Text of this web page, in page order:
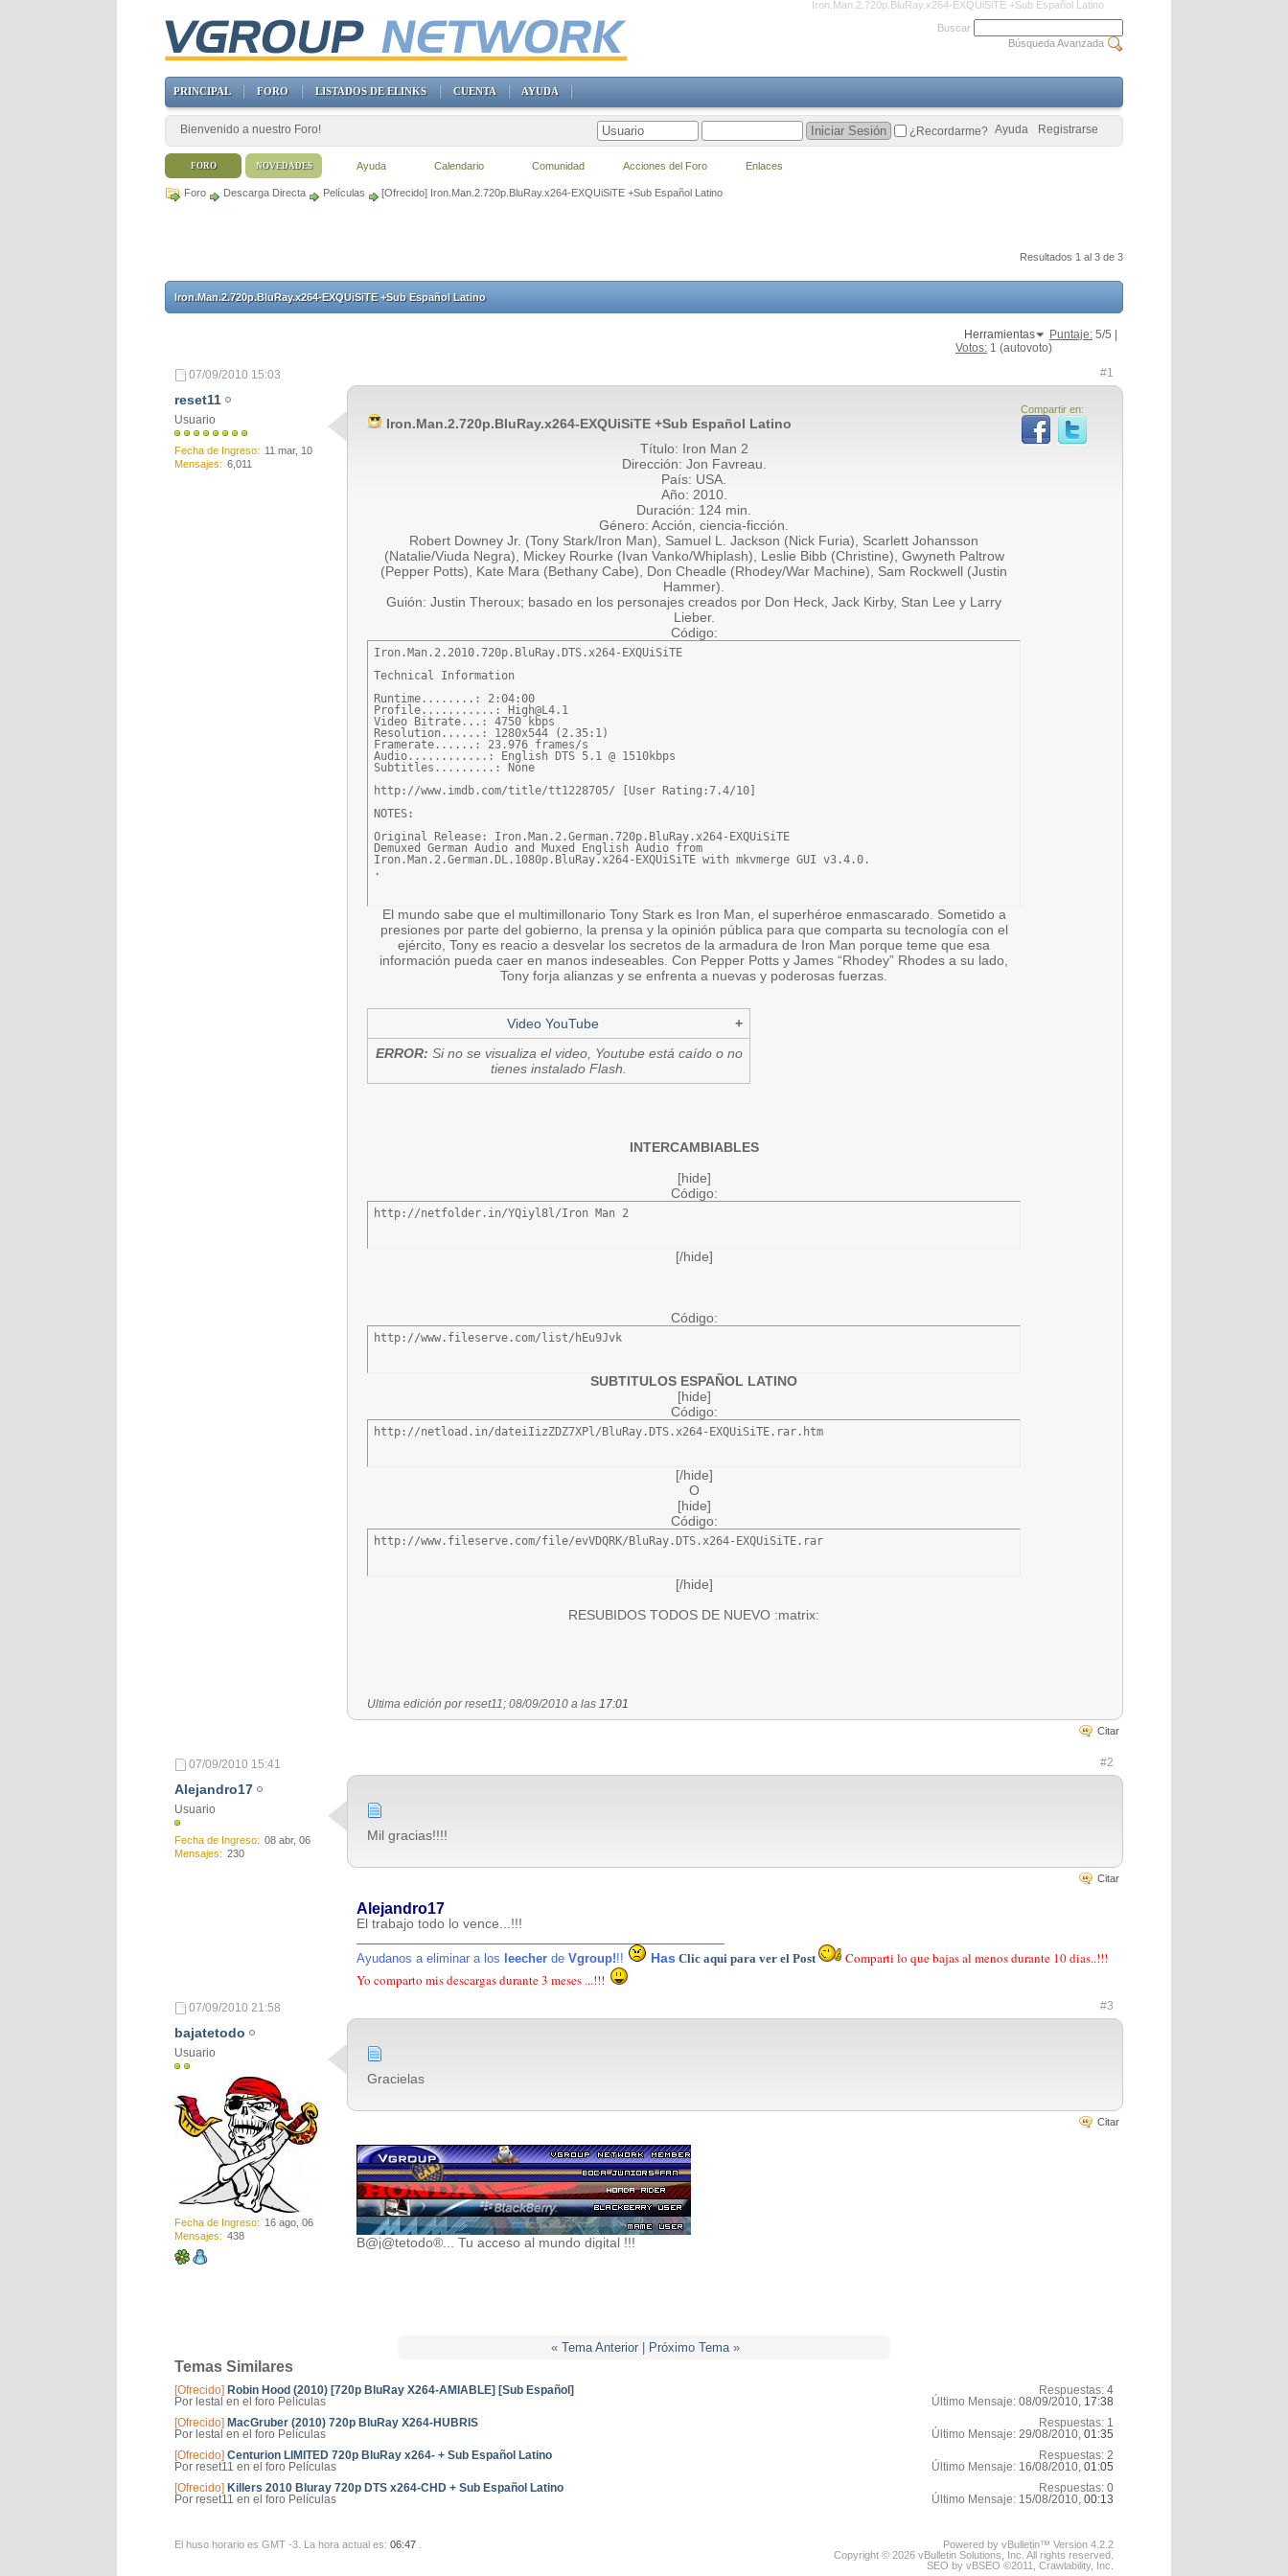
Iron.Man.2.720p.BluRay.x264-EXQUiSiTE +Sub Español Latino
Foro Descarga Directa Películas [Ofrecido] Iron.Man.2.720p.BluRay.x264-EXQUiSiTE +Sub Español Latino
Resultados 1 al 3 de 3
Iron.Man.2.720p.BluRay.x264-EXQUiSiTE +Sub Español Latino
Herramientas Puntaje: 5/5 |
Votos: 1 (autovoto)
07/09/2010 15:03 #1
reset11
Usuario
Fecha de Ingreso
11 mar, 10
Mensajes
6,011
Compartir en:
Iron.Man.2.720p.BluRay.x264-EXQUiSiTE +Sub Español Latino
Título: Iron Man 2
Dirección: Jon Favreau.
País: USA.
Año: 2010.
Duración: 124 min.
Género: Acción, ciencia-ficción.
Robert Downey Jr. (Tony Stark/Iron Man), Samuel L. Jackson (Nick Furia), Scarlett Johansson
(Natalie/Viuda Negra), Mickey Rourke (Ivan Vanko/Whiplash), Leslie Bibb (Christine), Gwyneth Paltrow
(Pepper Potts), Kate Mara (Bethany Cabe), Don Cheadle (Rhodey/War Machine), Sam Rockwell (Justin
Hammer).
Guión: Justin Theroux; basado en los personajes creados por Don Heck, Jack Kirby, Stan Lee y Larry
Lieber.
Código:
Iron.Man.2.2010.720p.BluRay.DTS.x264-EXQUiSiTE
Technical Information
Runtime........: 2:04:00
Profile...........: High@L4.1
Video Bitrate...: 4750 kbps
Resolution......: 1280x544 (2.35:1)
Framerate......: 23.976 frames/s
Audio............: English DTS 5.1 @ 1510kbps
Subtitles.........: None
http://www.imdb.com/title/tt1228705/ [User Rating:7.4/10]
NOTES:
Original Release: Iron.Man.2.German.720p.BluRay.x264-EXQUiSiTE
Demuxed German Audio and Muxed English Audio from
Iron.Man.2.German.DL.1080p.BluRay.x264-EXQUiSiTE with mkvmerge GUI v3.4.0.
.
El mundo sabe que el multimillonario Tony Stark es Iron Man, el superhéroe enmascarado. Sometido a
presiones por parte del gobierno, la prensa y la opinión pública para que comparta su tecnología con el
ejército, Tony es reacio a desvelar los secretos de la armadura de Iron Man porque teme que esa
información pueda caer en manos indeseables. Con Pepper Potts y James “Rhodey” Rhodes a su lado,
Tony forja alianzas y se enfrenta a nuevas y poderosas fuerzas.
+
Video YouTube
ERROR: Si no se visualiza el video, Youtube está caído o no
tienes instalado Flash.
INTERCAMBIABLES
[hide]
Código:
http://netfolder.in/YQiyl8l/Iron Man 2
[/hide]
Código:
http://www.fileserve.com/list/hEu9Jvk
SUBTITULOS ESPAÑOL LATINO
[hide]
Código:
http://netload.in/dateiIizZDZ7XPl/BluRay.DTS.x264-EXQUiSiTE.rar.htm
[/hide]
O
[hide]
Código:
http://www.fileserve.com/file/evVDQRK/BluRay.DTS.x264-EXQUiSiTE.rar
[/hide]
RESUBIDOS TODOS DE NUEVO :matrix:
Última edición por reset11; 08/09/2010 a las 17:01
Citar
07/09/2010 15:41 #2
Alejandro17
Usuario
Fecha de Ingreso
08 abr, 06
Mensajes
230
Mil gracias!!!!
Citar
Alejandro17
El trabajo todo lo vence...!!!
Ayudanos a eliminar a los leecher de Vgroup!!! Has Clic aqui para ver el Post
Comparti lo que bajas al menos durante 10 dias..!!!
Yo comparto mis descargas durante 3 meses ...!!!
07/09/2010 21:58 #3
bajatetodo
Usuario
Fecha de Ingreso
16 ago, 06
Mensajes
438
Gracielas
Citar
B@j@tetodo®... Tu acceso al mundo digital !!!
« Tema Anterior| Próximo Tema »
Temas Similares
[Ofrecido] Robin Hood (2010) [720p BluRay X264-AMIABLE] [Sub Español]
Por lestal en el foro Películas
Respuestas: 4
Último Mensaje: 08/09/2010, 17:38
[Ofrecido] MacGruber (2010) 720p BluRay X264-HUBRIS
Por lestal en el foro Películas
Respuestas: 1
Último Mensaje: 29/08/2010, 01:35
[Ofrecido] Centurion LIMITED 720p BluRay x264- + Sub Español Latino
Por reset11 en el foro Películas
Respuestas: 2
Último Mensaje: 16/08/2010, 01:05
[Ofrecido] Killers 2010 Bluray 720p DTS x264-CHD + Sub Español Latino
Por reset11 en el foro Películas
Respuestas: 0
Último Mensaje: 15/08/2010, 00:13
El huso horario es GMT -3. La hora actual es: 06:47
Powered by vBulletin™ Version 4.2.2
Copyright © 2026 vBulletin Solutions, Inc. All rights reserved.
SEO by vBSEO ©2011, Crawlability, Inc.
Buscar
Búsqueda Avanzada
PRINCIPAL FORO LISTADOS DE ELINKS CUENTA AYUDA
Bienvenido a nuestro Foro! Registrarse
Ayuda
¿Recordarme?
FORO Ayuda Calendario Comunidad Acciones del Foro Enlaces
NOVEDADES